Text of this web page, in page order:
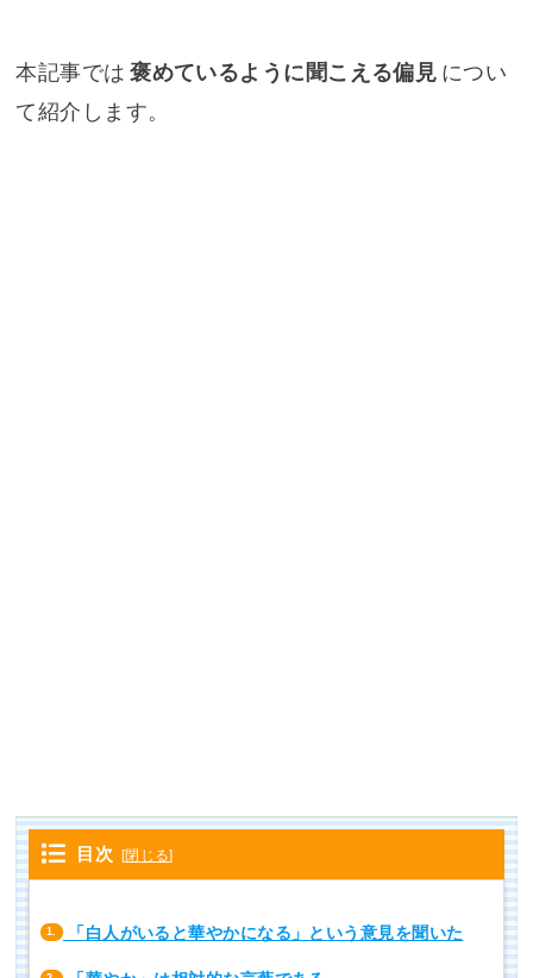
本記事では 褒めているように聞こえる偏見 につい
て紹介します。
目次 [閉じる]
1. 「白人がいると華やかになる」という意見を聞いた